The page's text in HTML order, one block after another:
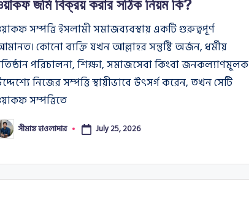
জমি বিক্রয় করার সঠিক নিয়ম কি?
সম্পত্তি ইসলামী সমাজব্যবস্থায় একটি গুরুত্বপূর্ণ
কোনো ব্যক্তি যখন আল্লাহর সন্তুষ্টি অর্জন, ধর্মীয়
পরিচালনা, শিক্ষা, সমাজসেবা কিংবা জনকল্যাণমূলক
নিজের সম্পত্তি স্থায়ীভাবে উৎসর্গ করেন, তখন সেটি
সম্পত্তিতে
সীমান্ত হাওলাদার July 25, 2026